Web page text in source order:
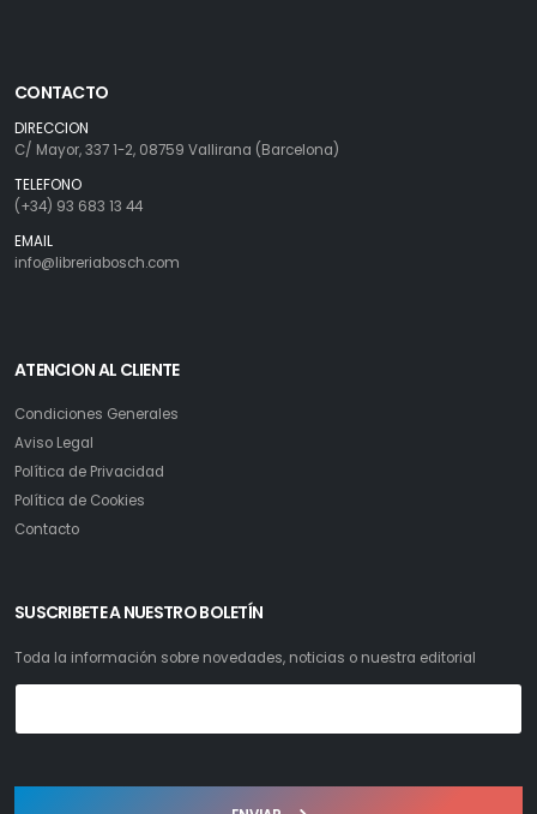
CONTACTO
DIRECCION
C/ Mayor, 337 1-2, 08759 Vallirana (Barcelona)
TELEFONO
(+34) 93 683 13 44
EMAIL
info@libreriabosch.com
ATENCION AL CLIENTE
Condiciones Generales
Aviso Legal
Política de Privacidad
Política de Cookies
Contacto
SUSCRIBETE A NUESTRO BOLETÍN
Toda la información sobre novedades, noticias o nuestra editorial